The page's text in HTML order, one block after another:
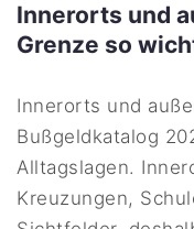
Innerorts und
Grenze so
Innerorts und
Bußgeldkatalog
Alltagslagen.
Kreuzungen,